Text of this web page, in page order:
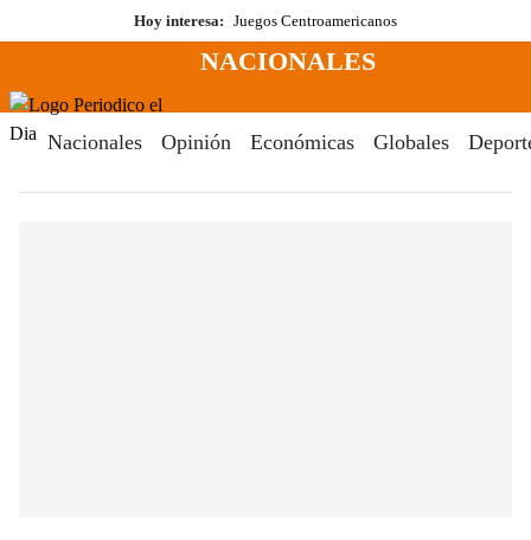
al
Hoy interesa: Juegos Centroamericanos
Menú
NACIONALES
Nacionales Opinión Económicas Globales